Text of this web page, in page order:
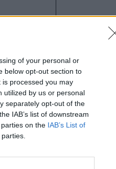
of your personal or
below opt-out section to
processed you may
utilized by us or personal
separately opt-out of the
IAB’s list of downstream
on the IAB’s List of